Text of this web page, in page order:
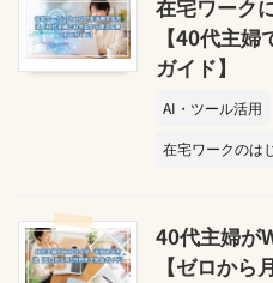
在宅ワーク
【40代主
ガイド】
AI・ツール活用
在宅ワークのは
40代主婦が
【ゼロから